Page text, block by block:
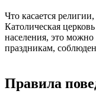
Что касается
Католическая
населения, это
праздникам,
Правила